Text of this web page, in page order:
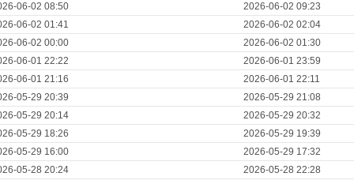
06-02 08:50
2026-06-02 09:23
06-02 01:41
2026-06-02 02:04
06-02 00:00
2026-06-02 01:30
06-01 22:22
2026-06-01 23:59
06-01 21:16
2026-06-01 22:11
05-29 20:39
2026-05-29 21:08
05-29 20:14
2026-05-29 20:32
05-29 18:26
2026-05-29 19:39
05-29 16:00
2026-05-29 17:32
05-28 20:24
2026-05-28 22:28